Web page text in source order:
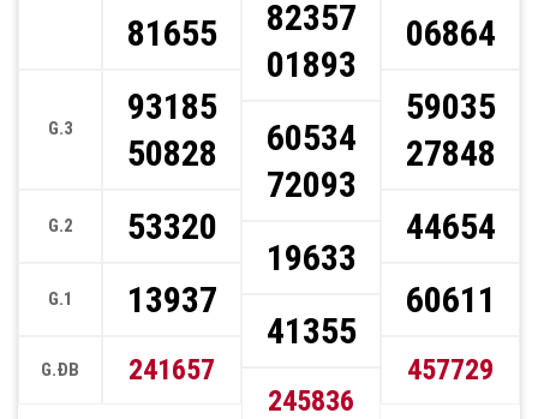
G.3
G.2
G.1
G.ĐB
81655
93185
50828
53320
13937
241657
82357
01893
60534
72093
19633
41355
245836
06864
59035
27848
44654
60611
457729